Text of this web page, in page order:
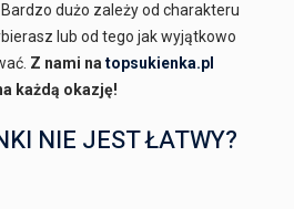
dużo zależy od charakteru
lub od tego jak wyjątkowo
Z nami natopsukienka.pl
każdą okazję!
NIE JEST ŁATWY?